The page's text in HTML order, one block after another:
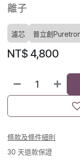
離子
濾芯 普立創
NT$4,800
條款及條件細則
30 天退款保證